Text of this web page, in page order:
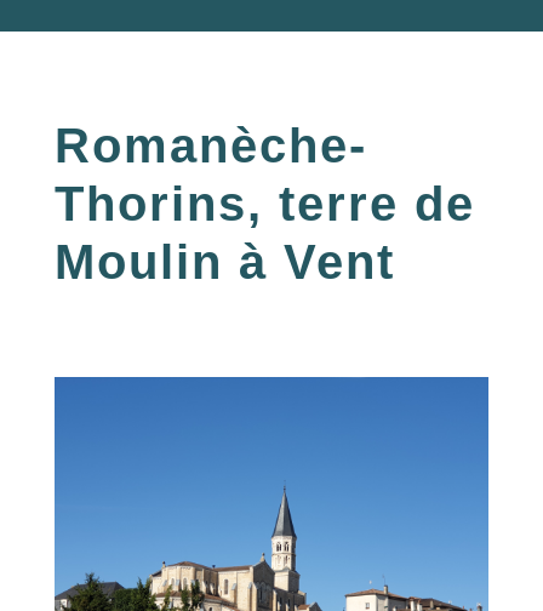
Romanèche-
Thorins, terre de
Moulin à Vent